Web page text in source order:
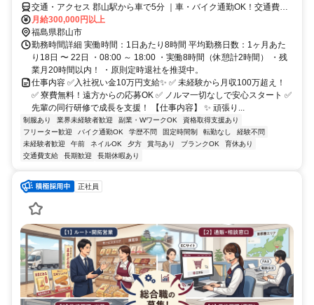
交通・アクセス 郡山駅から車で5分 ｜車・バイク通勤OK！交通費支
給✨ 無料の寮完備（規定）
月給300,000円以上
福島県郡山市
勤務時間詳細 実働時間：1日あたり8時間 平均勤務日数：1ヶ月あた
り18日 〜 22日 ・08:00 ～ 18:00 ・実働8時間（休憩計2時間） ・残
業月20時間以内！ ・原則定時退社を推奨中。
仕事内容 ✅入社祝い金10万円支給✨ ✅ 未経験から月収100万超え！
✅ 寮費無料！遠方からの応募OK ✅ ノルマ一切なしで安心スタート ✅
先輩の同行研修で成長を支援！ 【仕事内容】 ✨ 頑張り...
制服あり 業界未経験者歓迎 副業・WワークOK
資格取得支援あり
フリーター歓迎
バイク通勤OK 学歴不問 固定時間制 転勤なし
経験不問
未経験者歓迎
午前 ネイルOK 夕方 賞与あり ブランクOK
育休あり
交通費支給
長期歓迎 長期休暇あり
正社員